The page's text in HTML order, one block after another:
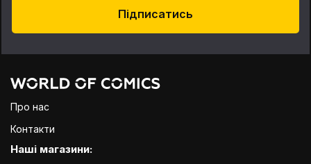
Підписатись
Про нас
Контакти
Наші магазини: